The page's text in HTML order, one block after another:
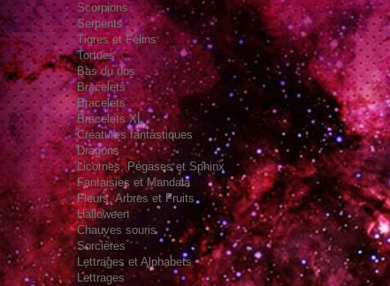
Scorpions
Serpents
Tigres et Félins
Tortues
Bas du dos
Bracelets
Bracelets
Bracelets XL
Créatures fantastiques
Dragons
Licornes, Pégases et Sphinx
Fantaisies et Mandala
Fleurs, Arbres et Fruits
Halloween
Chauves souris
Sorcières
Lettrages et Alphabets
Lettrages